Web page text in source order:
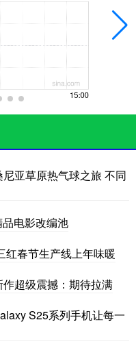
亚草原热气球之旅 不同
电影改编池
红春节生产线上年味暖
超级震撼：期待拉满
S25系列手机让每一